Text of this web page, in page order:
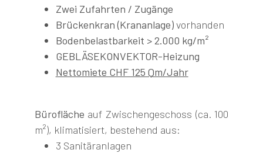
Zwei Zufahrten / Zugänge
Brückenkran (Krananlage)vorhanden
Bodenbelastbarkeit > 2.000 kg/m²
GEBLÄSEKONVEKTOR-Heizung
Nettomiete CHF 125 Qm/Jahr
Bürofläche auf Zwischengeschoss (ca. 100
m²), klimatisiert, bestehend aus:
3 Sanitäranlagen